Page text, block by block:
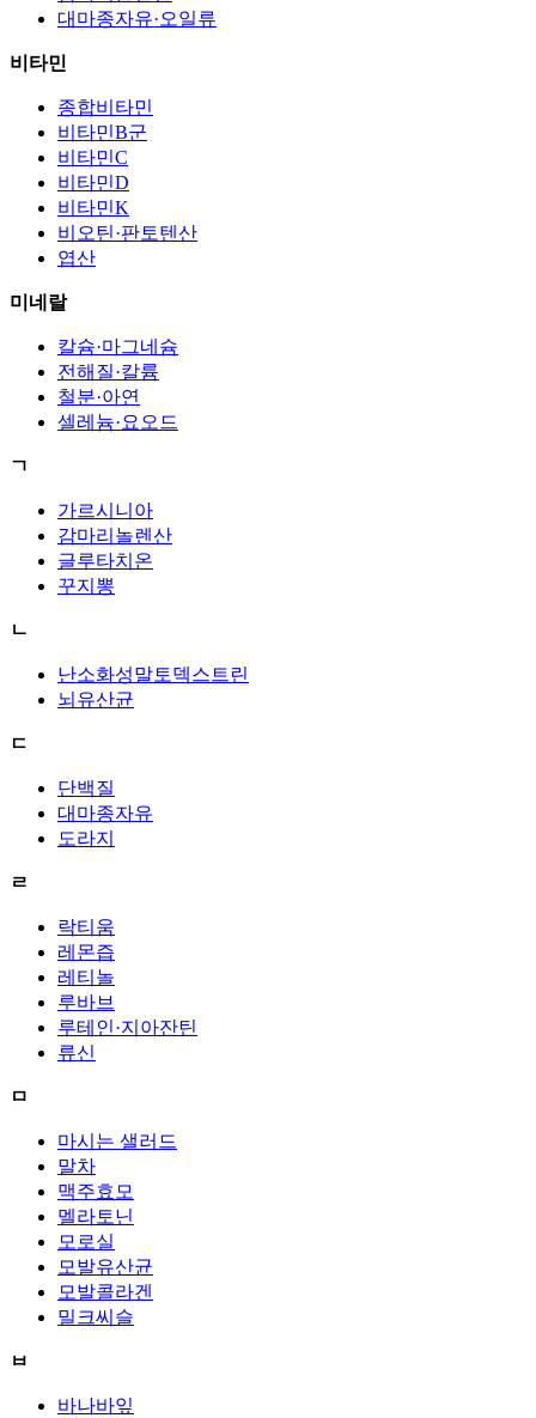
대마종자유·오일류
비타민
종합비타민
비타민B군
비타민C
비타민D
비타민K
비오틴·판토텐산
엽산
미네랄
칼슘·마그네슘
전해질·칼륨
철분·아연
셀레늄·요오드
ㄱ
가르시니아
감마리놀렌산
글루타치온
꾸지뽕
ㄴ
난소화성말토덱스트린
뇌유산균
ㄷ
단백질
대마종자유
도라지
ㄹ
락티움
레몬즙
레티놀
루바브
루테인·지아잔틴
류신
ㅁ
마시는 샐러드
말차
맥주효모
멜라토닌
모로실
모발유산균
모발콜라겐
밀크씨슬
ㅂ
바나바잎